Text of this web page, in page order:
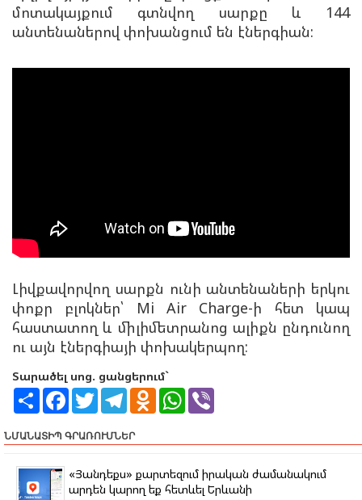
մոտակայքում գտնվող սարքը և 144
անտենաներով փոխանցում են էներգիան:
Լիվքավորվող սարքն ունի անտենաների երկու
փոքր բլոկներ՝ Mi Air Charge-ի հետ կապ
հաստատող և միլիմետրանոց ալիքն ընդունող
ու այն էներգիայի փոխակերպող:
Տարածել սոց. ցանցերում`
S
r
e
F
e
b
o
T
w
t
t
r
T
e
g
a
m
O
k
a
W
s
p
p
r
ՆՄԱՆԱՏԻՊ ԳՐԱՌՈՒՄՆԵՐ
«Յանդեքս» քարտեզում իրական ժամանակում
արդեն կարող եք հետևել Երևանի